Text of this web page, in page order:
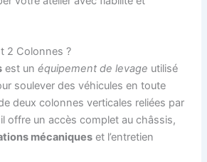
2 Colonnes ?
est unéquipement de levage utilisé
soulever des véhicules en toute
deux colonnes verticales reliées par
offre un accès complet au châssis,
mécaniques et l’entretien